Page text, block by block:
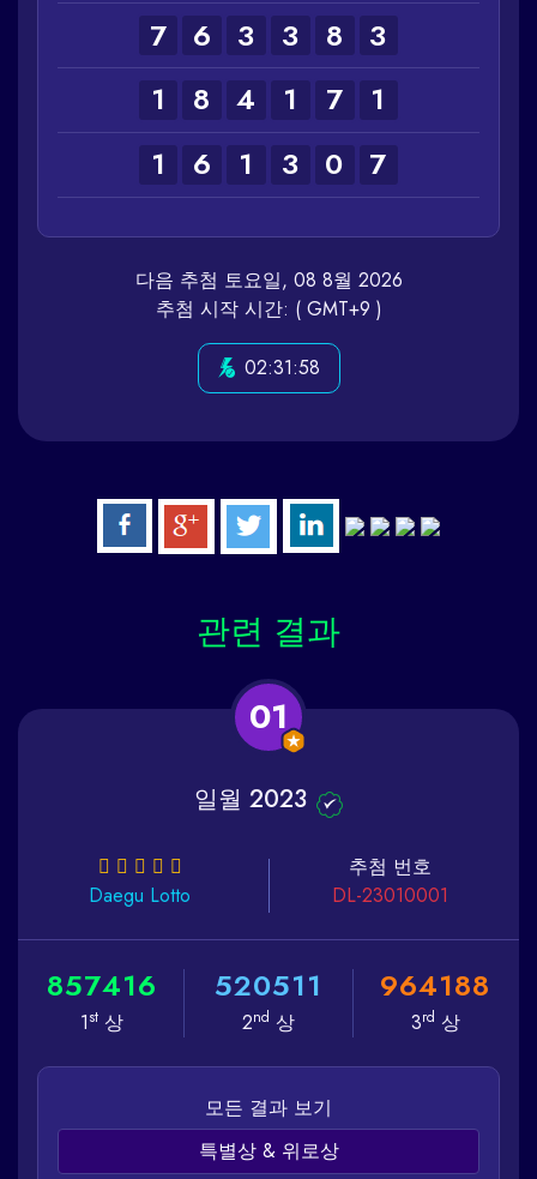
7
6 3 3 8
3
1
8 4 1 7
1
1
6 1 3 0 7
다음 추첨 토요일, 08 8월 2026
추첨 시작 시간: ( GMT+9 )
02:31:58
관련 결과
01
일월 2023
Daegu Lotto
추첨 번호
DL-23010001
857416
1st상
520511
2nd 상
964188
3rd 상
모든 결과 보기
특별상 & 위로상